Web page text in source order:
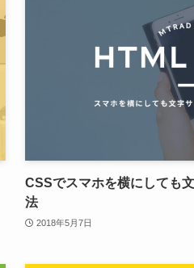
CSSでスマホを横にしても
法
2018年5月7日